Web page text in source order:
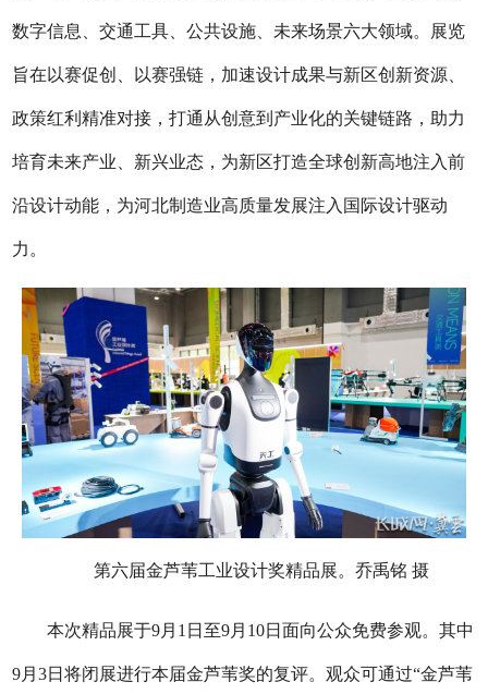
数字信息、交通工具、公共设施、未来场景六大领域。展览
旨在以赛促创、以赛强链，加速设计成果与新区创新资源、
政策红利精准对接，打通从创意到产业化的关键链路，助力
培育未来产业、新兴业态，为新区打造全球创新高地注入前
沿设计动能，为河北制造业高质量发展注入国际设计驱动
力。
第六届金芦苇工业设计奖精品展。乔禹铭 摄
本次精品展于9月1日至9月10日面向公众免费参观。其中
9月3日将闭展进行本届金芦苇奖的复评。观众可通过“金芦苇